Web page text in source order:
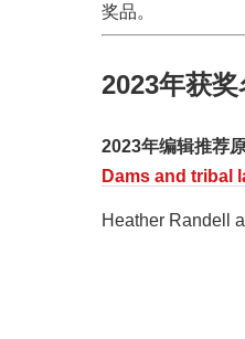
奖品。
2023年获奖
2023年编辑推荐
Dams and tribal
Heather Randell